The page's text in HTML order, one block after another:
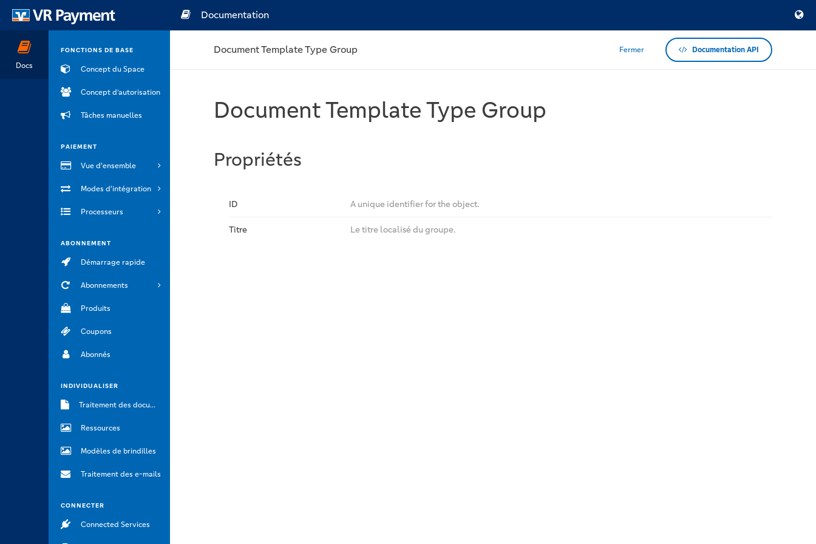
Docs
FONCTIONS DE BASE
Concept du Space
Concept d’autorisation
Tâches manuelles
PAIEMENT
Vue d'ensemble
Modes d'intégration
Processeurs
ABONNEMENT
Démarrage rapide
Abonnements
Produits
Coupons
Abonnés
INDIVIDUALISER
Traitement des documents
Ressources
Modèles de brindilles
Traitement des e-mails
CONNECTER
Connected Services
Documentation
Document Template Type Group Fermer Documentation API
Document Template Type Group
Propriétés
ID A unique identifier for the object.
Titre Le titre localisé du groupe.